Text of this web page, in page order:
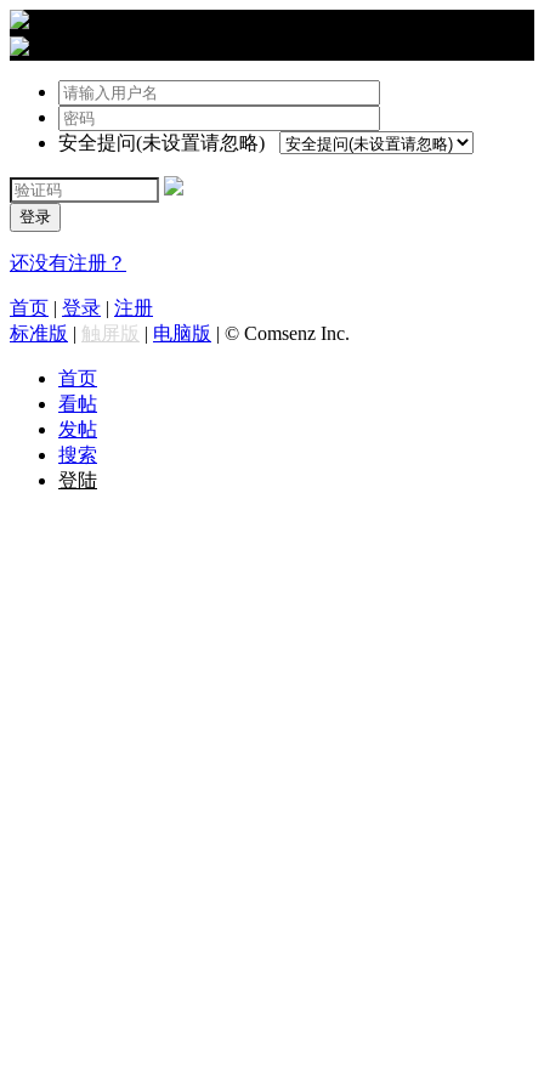
安全提问(未设置请忽略)
登录
还没有注册？
首页 | 登录 | 注册
标准版 | 触屏版 | 电脑版 | © Comsenz Inc.
首页
看帖
发帖
搜索
登陆